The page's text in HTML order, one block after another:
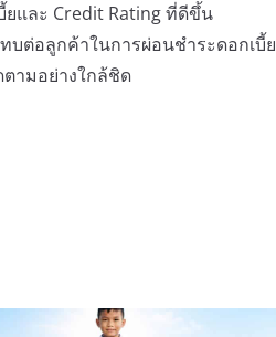
ยและ Credit Rating ที่ดีขึ้น
บต่อลูกค้าในการผ่อนชำระดอกเบี้ย
ามอย่างใกล้ชิด